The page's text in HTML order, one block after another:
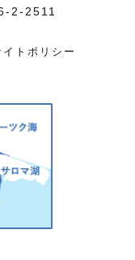
2-2511
イトポリシー